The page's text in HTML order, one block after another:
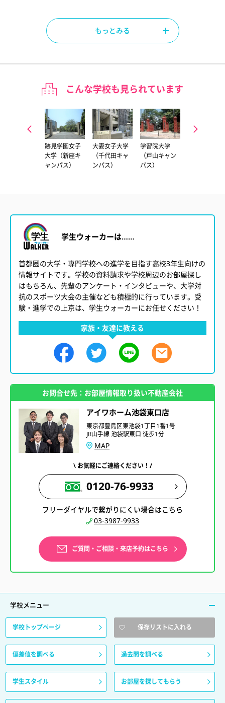
もっとみる
こんな学校も見られています
跡見学園女子
大学（新座キ
ャンパス）
大妻女子大学
（千代田キャ
ンパス）
学習院大学
（戸山キャン
パス）
家族・友達に教える
学生ウォーカーは……
首都圏の大学・専門学校への進学を目指す高校3年生向けの
情報サイトです。学校の資料請求や学校周辺のお部屋探し
はもちろん、先輩のアンケート・インタビューや、大学対
抗のスポーツ大会の主催なども積極的に行っています。受
験・進学での上京は、学生ウォーカーにお任せください！
お問合せ先：お部屋情報取り扱い不動産会社
アイワホーム池袋東口店
東京都豊島区東池袋1丁目1番1号
JR山手線 池袋駅東口 徒歩1分
MAP
\ お気軽にご連絡ください！/
0120-76-9933
フリーダイヤルで繋がりにくい場合はこちら
03-3987-9933
ご質問・ご相談・来店予約はこちら
学校メニュー
学校トップページ 保存リストに入れる
偏差値を調べる 過去問を調べる
学生スタイル お部屋を探してもらう